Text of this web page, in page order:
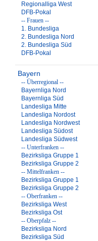
Regionalliga West
DFB-Pokal
-- Frauen --
1. Bundesliga
2. Bundesliga Nord
2. Bundesliga Süd
DFB-Pokal
Bayern
-- Überregional --
Bayernliga Nord
Bayernliga Süd
Landesliga Mitte
Landesliga Nordost
Landesliga Nordwest
Landesliga Südost
Landesliga Südwest
-- Unterfranken --
Bezirksliga Gruppe 1
Bezirksliga Gruppe 2
-- Mittelfranken --
Bezirksliga Gruppe 1
Bezirksliga Gruppe 2
-- Oberfranken --
Bezirksliga West
Bezirksliga Ost
-- Oberpfalz --
Bezirksliga Nord
Bezirksliga Süd